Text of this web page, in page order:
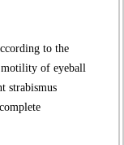
to the
motility of eyeball
strabismus